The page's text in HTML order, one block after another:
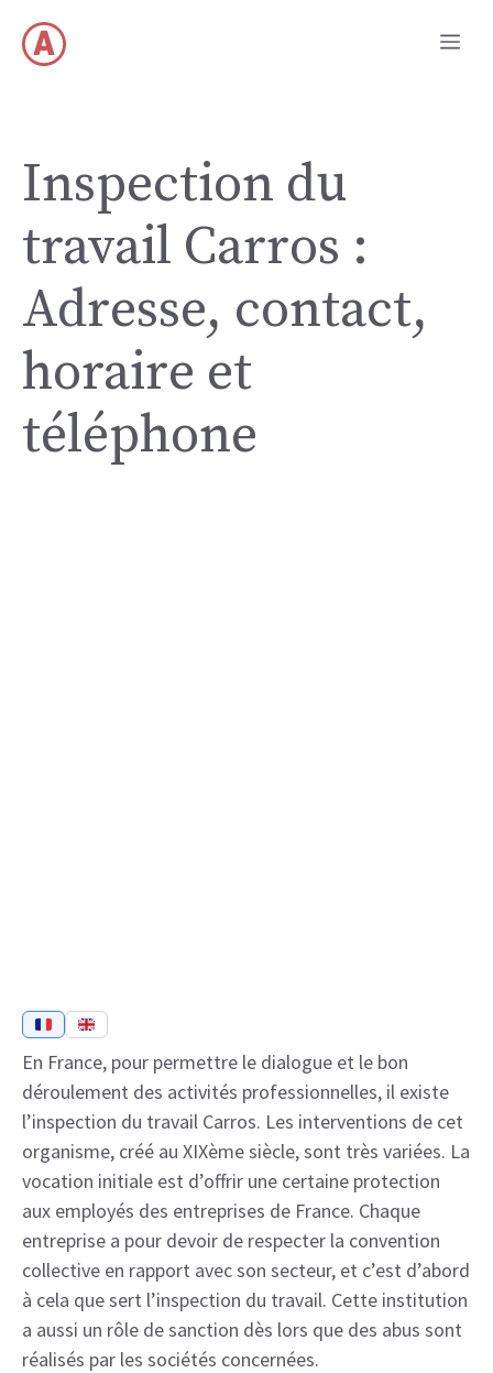
contenu
Inspection du
travail Carros :
Adresse, contact,
horaire et
téléphone
En France, pour permettre le dialogue et le bon
déroulement des activités professionnelles, il existe
l’inspection du travail Carros. Les interventions de cet
organisme, créé au XIXème siècle, sont très variées. La
vocation initiale est d’offrir une certaine protection
aux employés des entreprises de France. Chaque
entreprise a pour devoir de respecter la convention
collective en rapport avec son secteur, et c’est d’abord
à cela que sert l’inspection du travail. Cette institution
a aussi un rôle de sanction dès lors que des abus sont
réalisés par les sociétés concernées.